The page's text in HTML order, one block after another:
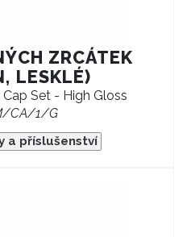
ZRCÁTEK
LESKLÉ)
Set - High Gloss
CA/1/G
a příslušenství